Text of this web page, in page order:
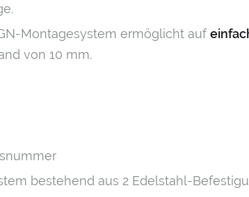
Montagesystem ermöglicht auf
von 10 mm.
bestehend aus 2 Edelstahl-